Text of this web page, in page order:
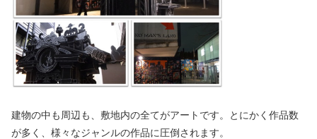
建物の中も周辺も、敷地内の全てがアートです。とにかく作品数
が多く、様々なジャンルの作品に圧倒されます。